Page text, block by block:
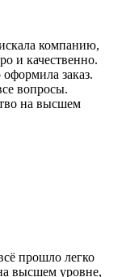
компанию,
и качественно.
заказ.
вопросы.
на высшем
прошло легко
высшем уровне,